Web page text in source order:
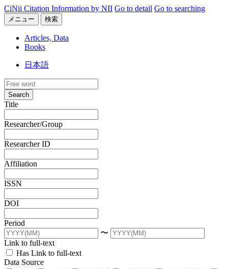
CiNii Citation Information by NII Go to detail Go to searching
メニュー 検索
Articles, Data
Books
日本語
Search
Title
Researcher/Group
Researcher ID
Affiliation
ISSN
DOI
Period
〜
Link to full-text
Has Link to full-text
Data Source